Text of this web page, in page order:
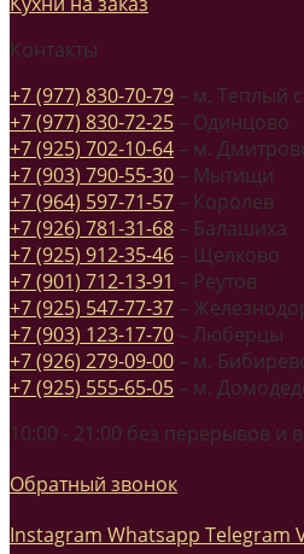
Контакты
+7 (977) 830-70-79 – м. Теплый
+7 (977) 830-72-25 – Одинцово
+7 (925) 702-10-64 – м.
+7 (903) 790-55-30 – Мытищи
+7 (964) 597-71-57 – Королев
+7 (926) 781-31-68 – Балашиха
+7 (925) 912-35-46 – Щелково
+7 (901) 712-13-91 – Реутов
+7 (925) 547-77-37 –
+7 (903) 123-17-70 – Люберцы
+7 (926) 279-09-00 – м.
+7 (925) 555-65-05 – м.
10:00 - 21:00 без перерывов и
Обратный звонок
Instagram Whatsapp Telegram